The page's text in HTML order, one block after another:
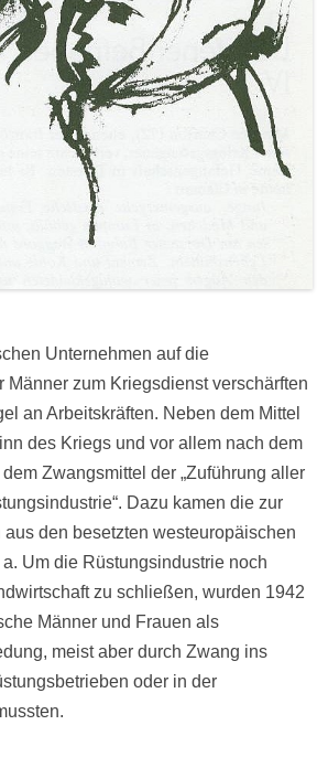
Unternehmen auf die
zum Kriegsdienst verschärften
an Arbeitskräften. Neben dem Mittel
des Kriegs und vor allem nach dem
Zwangsmittel der „Zuführung aller
Dazu kamen die zur
den besetzten westeuropäischen
Um die Rüstungsindustrie noch
zu schließen, wurden 1942
Männer und Frauen als
meist aber durch Zwang ins
oder in der